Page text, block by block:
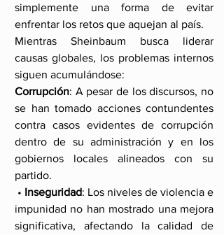
simplemente una forma de evitar
enfrentar los retos que aquejan al país.
Mientras Sheinbaum busca liderar
causas globales, los problemas internos
siguen acumulándose:
Corrupción: A pesar de los discursos, no
se han tomado acciones contundentes
contra casos evidentes de corrupción
dentro de su administración y en los
gobiernos locales alineados con su
partido.
• Inseguridad: Los niveles de violencia e
impunidad no han mostrado una mejora
significativa, afectando la calidad de